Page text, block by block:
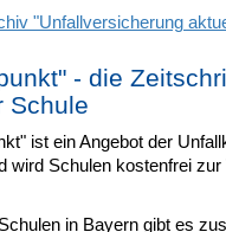
"Unfallversicherung
- die
Schule
ist ein Angebot der
wird Schulen kostenfrei zur
in Bayern gibt es